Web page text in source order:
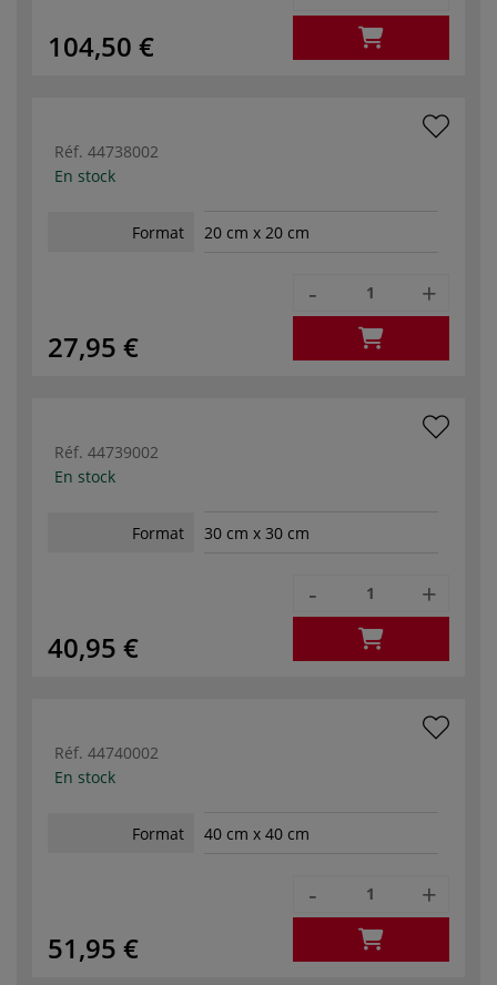
104,50 €
Réf. 44738002
En stock
Format 20 cm x 20 cm
27,95 €
- +
Réf. 44739002
En stock
Format 30 cm x 30 cm
40,95 €
- +
Réf. 44740002
En stock
Format 40 cm x 40 cm
51,95 €
- +